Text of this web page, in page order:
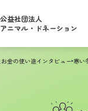
公益社団法人
アニマル・ドネーション
金の使い途インタビュー